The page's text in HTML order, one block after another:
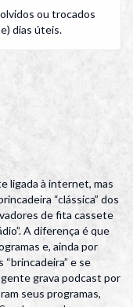
ou trocados
dias úteis.
ligada à internet, mas
“clássica” dos
de fita cassete
A diferença é que
e, ainda por
“brincadeira” e se
grava podcast por
seus programas,